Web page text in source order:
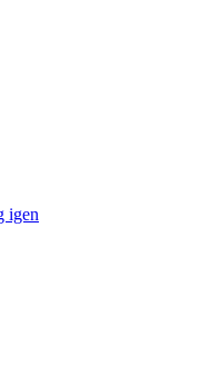
igen